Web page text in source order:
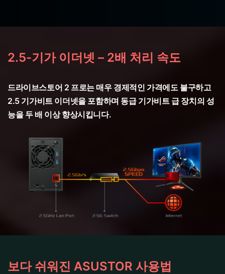
2.5-기가 이더넷 – 2배 처리 속도
드라이브스토어 2 프로는 매우 경제적인 가격에도 불구하고
2.5 기가비트 이더넷을 포함하며 동급 기가비트 급 장치의 성
능을 두 배 이상 향상시킵니다.
보다 쉬워진 ASUSTOR 사용법